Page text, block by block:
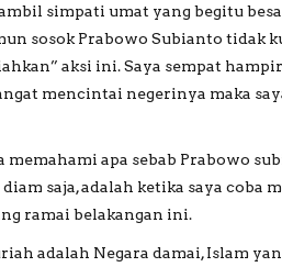
simpati umat yang begitu
sosok Prabowo Subianto tidak
aksi ini. Saya sempat
mencintai negerinya maka
memahami apa sebab Prabowo
saja, adalah ketika saya coba
ramai belakangan ini.
adalah Negara damai, Islam